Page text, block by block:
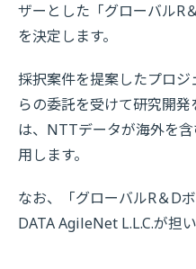
ザーとした「グローバルR
を決定します。
採択案件を提案したプロ
らの委託を受けて研究開
は、NTTデータが海外を
用します。
なお、「グローバルR＆D
DATA AgileNet L.L.C.が担い